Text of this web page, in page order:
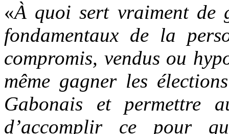
«À quoi sert vraiment de
fondamentaux de la
compromis, vendus ou
même gagner les
Gabonais et permettre
d’accomplir ce pour